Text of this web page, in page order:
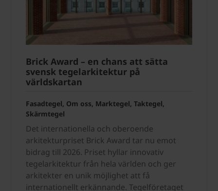
Brick Award – en chans att sätta
svensk tegelarkitektur på
världskartan
Fasadtegel, Om oss, Marktegel, Taktegel,
Skärmtegel
Det internationella och oberoende
arkitekturpriset Brick Award tar nu emot
bidrag till 2026. Priset hyllar innovativ
tegelarkitektur från hela världen och ger
arkitekter en unik möjlighet att få
internationellt erkännande. Tegelföretaget